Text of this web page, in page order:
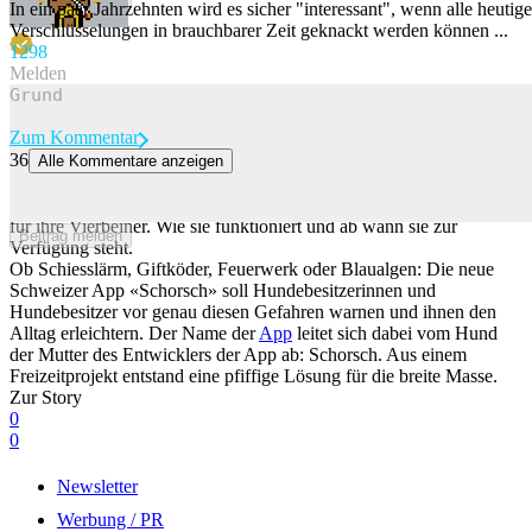
In ein paar Jahrzehnten wird es sicher "interessant", wenn alle
Verschlüsselungen in brauchbarer Zeit geknackt werden können ...
1298
Melden
Beitrag melden
Zum Kommentar
36 Alle Kommentare anzeigen
für ihre Vierbeiner. Wie sie funktioniert und ab wann sie zur
Verfügung steht.
Ob Schiesslärm, Giftköder, Feuerwerk oder Blaualgen: Die neue
Schweizer App «Schorsch» soll Hundebesitzerinnen und
Hundebesitzer vor genau diesen Gefahren warnen und ihnen den
Alltag erleichtern. Der Name derApp leitet sich dabei vom Hund
der Mutter des Entwicklers der App ab: Schorsch. Aus einem
Freizeitprojekt entstand eine pfiffige Lösung für die breite Masse.
Zur Story
0
0
Newsletter
Werbung / PR